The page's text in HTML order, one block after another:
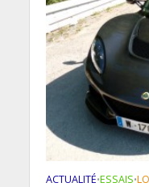
ACTUALITÉ•ESSAIS•